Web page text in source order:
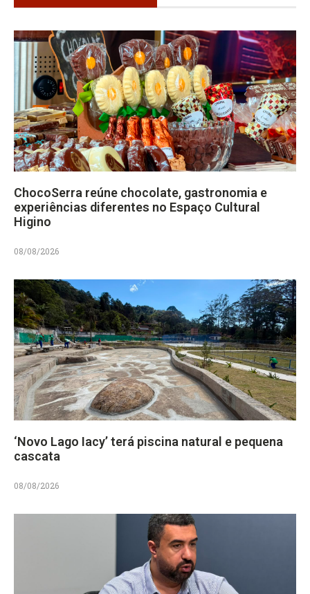
ChocoSerra reúne chocolate, gastronomia e
experiências diferentes no Espaço Cultural
Higino
08/08/2026
‘Novo Lago Iacy’ terá piscina natural e pequena
cascata
08/08/2026